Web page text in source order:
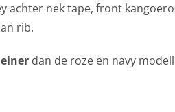
achter nek tape, front
rib.
dan de roze en navy